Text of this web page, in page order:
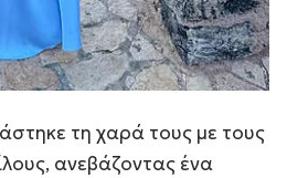
τη χαρά τους με τους
ανεβάζοντας ένα